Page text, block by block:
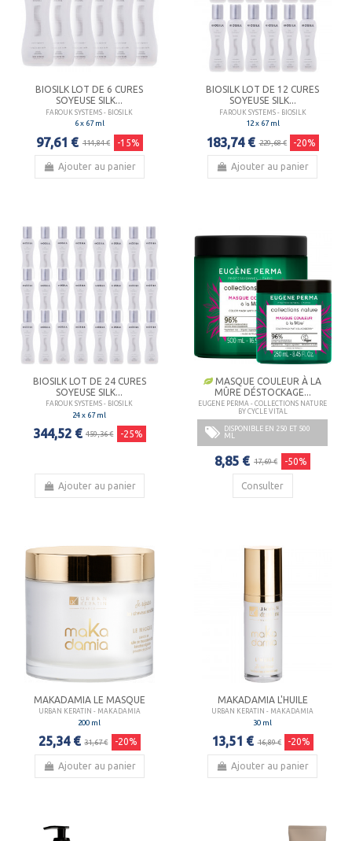
BIOSILK LOT DE 6 CURES
SOYEUSE SILK...
FAROUK SYSTEMS - BIOSILK
6 x 67 ml
97,61 € 114,84 € -15%
Ajouter au panier
BIOSILK LOT DE 12 CURES
SOYEUSE SILK...
FAROUK SYSTEMS - BIOSILK
12 x 67 ml
183,74 € 229,68 € -20%
Ajouter au panier
BIOSILK LOT DE 24 CURES
SOYEUSE SILK...
FAROUK SYSTEMS - BIOSILK
24 x 67 ml
344,52 € 459,36 € -25%
Ajouter au panier
MASQUE COULEUR À LA
MÛRE DÉSTOCKAGE...
EUGENE PERMA - COLLECTIONS NATURE
BY CYCLE VITAL
DISPONIBLE EN 250 ET 500
ML
8,85 € 17,69 € -50%
Consulter
MAKADAMIA LE MASQUE
URBAN KERATIN - MAKADAMIA
200 ml
25,34 € 31,67 € -20%
Ajouter au panier
MAKADAMIA L'HUILE
URBAN KERATIN - MAKADAMIA
30 ml
13,51 € 16,89 € -20%
Ajouter au panier